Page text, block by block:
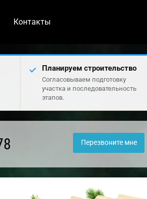
Контакты
Планируем строительство
Согласовываем подготовку
участка и последовательность
этапов.
Перезвоните мне